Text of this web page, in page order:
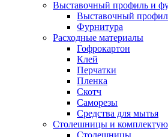
Выставочный профиль и
Выставочный
Фурнитура
Расходные материалы
Гофрокартон
Клей
Перчатки
Пленка
Скотч
Саморезы
Средства для мытья
Столешницы и
Столешницы